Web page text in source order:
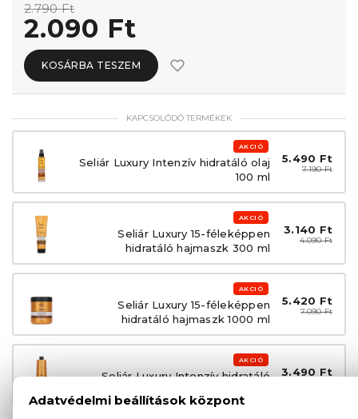
2.790 Ft
2.090 Ft
KOSÁRBA TESZEM
KAPCSOLÓDÓ TERMÉKEK
AKCIÓ
Seliár Luxury Intenzív hidratáló olaj
100 ml
5.490 Ft
7.190 Ft
AKCIÓ
Seliár Luxury 15-féleképpen
hidratáló hajmaszk 300 ml
3.140 Ft
4.090 Ft
AKCIÓ
Seliár Luxury 15-féleképpen
hidratáló hajmaszk 1000 ml
5.420 Ft
7.090 Ft
AKCIÓ
Seliár Luxury Intenzív hidratáló
3.490 Ft